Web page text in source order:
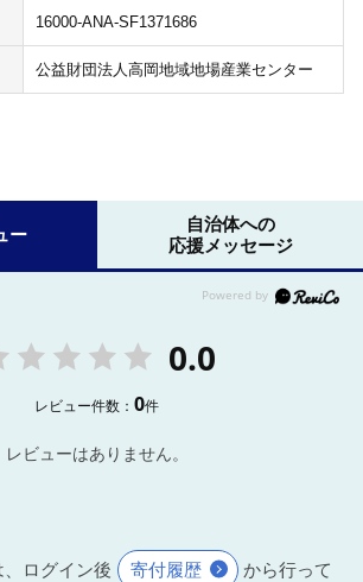
16000-ANA-SF1371686
公益財団法人高岡地域地場産業センター
ー
自治体への
応援メッセージ
0.0
レビュー件数：0件
レビューはありません。
ログイン後 寄付履歴
から行って